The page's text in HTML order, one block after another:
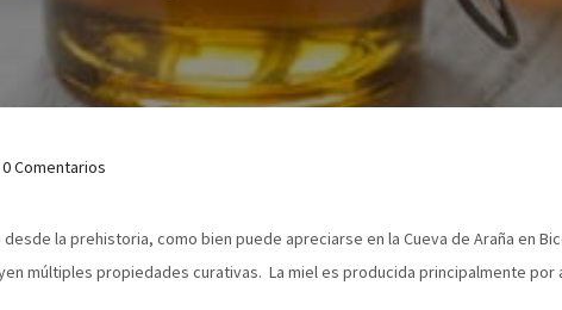
0 Comentarios
la prehistoria, como bien puede apreciarse en la Cueva de Araña en
múltiples propiedades curativas. La miel es producida principalmente